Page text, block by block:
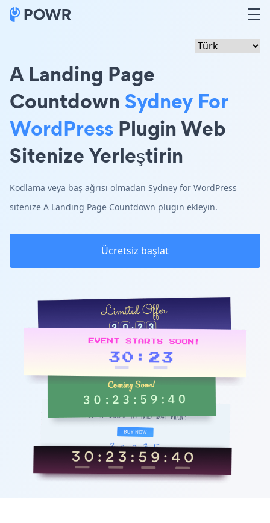
A Landing Page
CountdownSydney For
WordPress Plugin Web
Sitenize Yerleştirin
Kodlama veya baş ağrısı olmadan Sydney for WordPress
sitenize A Landing Page Countdown plugin ekleyin.
Ücretsiz başlat